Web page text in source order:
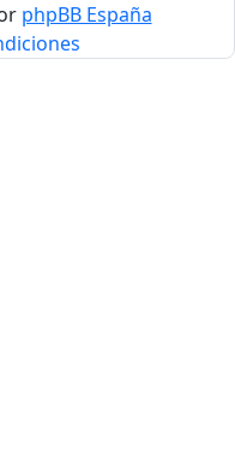
phpBB España